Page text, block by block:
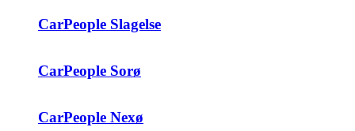
CarPeople Slagelse
CarPeople Sorø
CarPeople Nexø